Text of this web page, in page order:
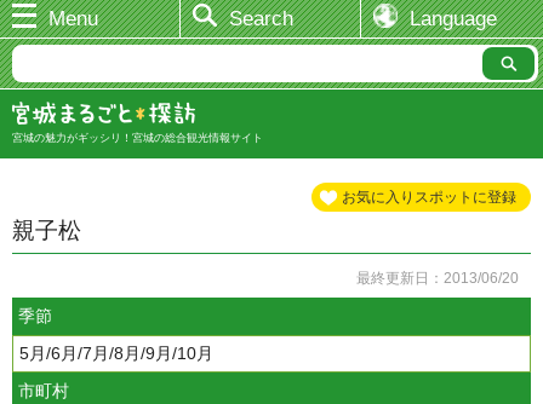
Menu Search Language
宮城の魅力がギッシリ！宮城の総合観光情報サイト
お気に入りスポットに登録
親子松
最終更新日：2013/06/20
季節
5月/6月/7月/8月/9月/10月
市町村